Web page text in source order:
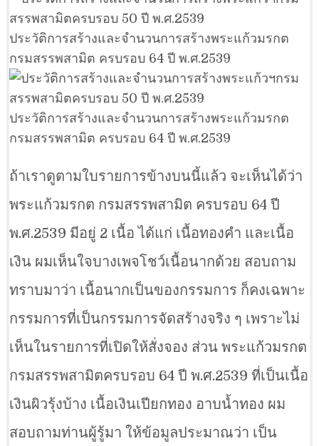
ประวัติการสร้างและจำนวนการสร้างพระแก้วมรกต
กรมสรรพสามิต ครบรอบ 64 ปี พ.ศ.2539
ประวัติการสร้างและจำนวนการสร้างพระแก้วมรกต
กรมสรรพสามิต ครบรอบ 64 ปี พ.ศ.2539
ถ้าเราดูตามใบรายการข้างบนนี้แล้ว จะเห็นได้ว่า
พระแก้วมรกต กรมสรรพสามิต ครบรอบ 64 ปี
พ.ศ.2539 มีอยู่ 2 เนื้อ ได้แก่ เนื้อทองคำ และเนื้อ
เงิน ผมเห็นใจบางเพจโชว์เนื้อนากด้วย สอบถาม
ทราบมาว่า เนื้อนากเป็นของกรรมการ ก็คงเฉพาะ
กรรมการที่เป็นกรรมการจัดสร้างจริง ๆ เพราะไม่
เห็นในรายการที่เปิดให้สั่งจอง ส่วน พระแก้วมรกต
กรมสรรพสามิตครบรอบ 64 ปี พ.ศ.2539 ที่เป็นเนื้อ
เงินผิวรุ้งบ้าง เนื้อเงินเปียกทอง อาบน้ำทอง ผม
สอบถามท่านผู้รู้มา ให้ข้อมูลประมาณว่า เป็น